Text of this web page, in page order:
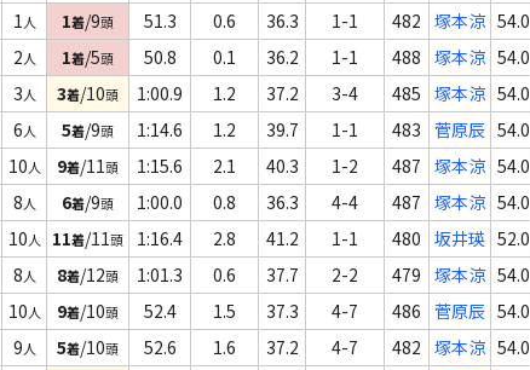
1人 1着/9頭 51.3 0.6 36.3 1-1 482 塚本涼 54.0
2人 1着/5頭 50.8 0.1 36.2 1-1 488 塚本涼 54.0
3人 3着/10頭 1:00.9 1.2 37.2 3-4 485 塚本涼 54.0
6人 5着/9頭 1:14.6 1.2 39.7 1-1 483 菅原辰 54.0
10人 9着/11頭 1:15.6 2.1 40.3 1-2 487 塚本涼 54.0
8人 6着/9頭 1:00.0 0.8 36.3 4-4 487 塚本涼 54.0
10人 11着/11頭 1:16.4 2.8 41.2 1-1 480 坂井瑛 52.0
8人 8着/12頭 1:01.3 0.6 37.7 2-2 479 塚本涼 54.0
10人 9着/10頭 52.4 1.5 37.3 4-7 486 菅原辰 54.0
9人 5着/10頭 52.6 1.6 37.2 4-7 482 塚本涼 54.0